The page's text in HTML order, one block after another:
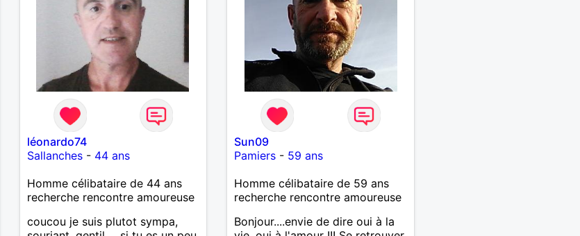
léonardo74
Sallanches- 44 ans
Homme célibataire de 44 ans
recherche rencontre amoureuse
coucou je suis plutot sympa,
Sun09
Pamiers - 59 ans
Homme célibataire de 59 ans
recherche rencontre amoureuse
Bonjour....envie de dire oui à la